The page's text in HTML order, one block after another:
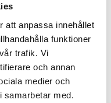
att anpassa innehållet
funktioner
trafik. Vi
och annan
medier och
med.
medan en
intryck.
längd,
väger mer än
Se hela
i 18K